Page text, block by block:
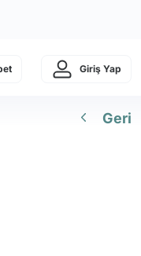
Giriş Yap
Geri